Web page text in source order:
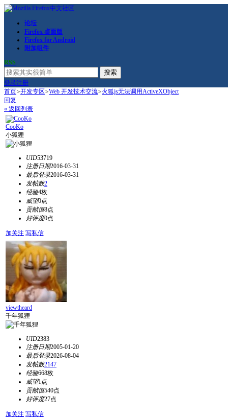
论坛
Firefox 桌面版
Firefox for Android
附加组件
RSS
搜索
登录注册
首页>开发专区>Web 开发技术交流>火狐js无法调用ActiveXObject
回复
« 返回列表
CooKo
小狐狸
UID53719
注册日期2016-03-31
最后登录2016-03-31
发帖数2
经验4枚
威望0点
贡献值8点
好评度0点
加关注 写私信
viewtheard
千年狐狸
UID2383
注册日期2005-01-20
最后登录2026-08-04
发帖数2147
经验668枚
威望1点
贡献值540点
好评度27点
加关注 写私信